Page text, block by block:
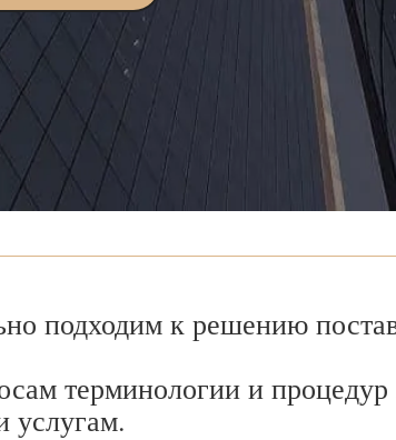
подходим к решению
терминологии и процедур
услугам.